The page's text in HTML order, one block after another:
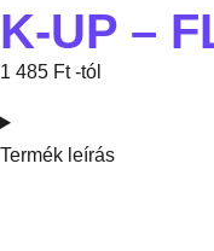
K-UP –
1 485 Ft-tól
Termék leírás